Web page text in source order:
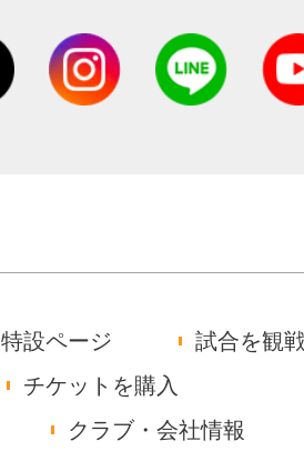
特設ページ
試合を観
チケットを購入
クラブ・会社情報